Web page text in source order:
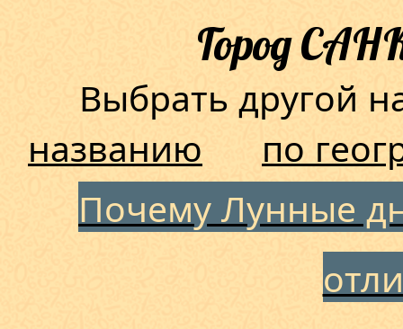
Город
Выбрать другой
названию
по
Почему Лунные